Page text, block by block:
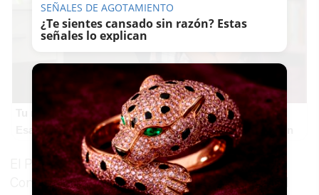
Tu memoria y la música
Esa canción antigua que no olvidas tiene una explicación
El Programa Extraordinario de Ayuda a la
Contratación de Andalucía tiene como objeto el
SEÑALES DE AGOTAMIENTO
¿Te sientes cansado sin razón? Estas
señales lo explican